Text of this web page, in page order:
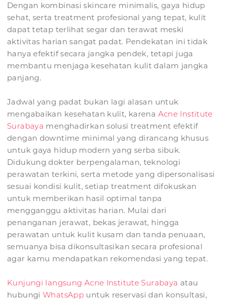
Dengan kombinasi skincare minimalis, gaya hidup
sehat, serta treatment profesional yang tepat, kulit
dapat tetap terlihat segar dan terawat meski
aktivitas harian sangat padat. Pendekatan ini tidak
hanya efektif secara jangka pendek, tetapi juga
membantu menjaga kesehatan kulit dalam jangka
panjang.
Jadwal yang padat bukan lagi alasan untuk
mengabaikan kesehatan kulit, karena Acne Institute
Surabaya menghadirkan solusi treatment efektif
dengan downtime minimal yang dirancang khusus
untuk gaya hidup modern yang serba sibuk.
Didukung dokter berpengalaman, teknologi
perawatan terkini, serta metode yang dipersonalisasi
sesuai kondisi kulit, setiap treatment difokuskan
untuk memberikan hasil optimal tanpa
mengganggu aktivitas harian. Mulai dari
penanganan jerawat, bekas jerawat, hingga
perawatan untuk kulit kusam dan tanda penuaan,
semuanya bisa dikonsultasikan secara profesional
agar kamu mendapatkan rekomendasi yang tepat.
Kunjungi langsung Acne Institute Surabaya atau
hubungi WhatsApp untuk reservasi dan konsultasi,